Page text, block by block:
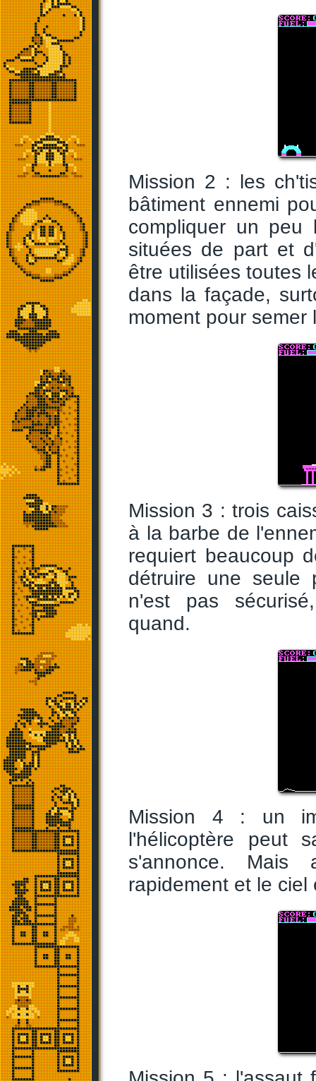
Mission 2 : les
bâtiment ennemi
compliquer un
situées de part et
être utilisées toutes
dans la façade,
moment pour semer
Mission 3 : trois
à la barbe de
requiert beaucoup
détruire une seule
n'est pas
quand.
Mission 4 : un
l'hélicoptère peut
s'annonce. Mais
rapidement et le ciel